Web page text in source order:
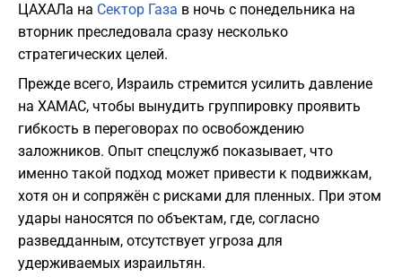
ЦАХАЛа на Сектор Газа в ночь с понедельника на
вторник преследовала сразу несколько
стратегических целей.
Прежде всего, Израиль стремится усилить давление
на ХАМАС, чтобы вынудить группировку проявить
гибкость в переговорах по освобождению
заложников. Опыт спецслужб показывает, что
именно такой подход может привести к подвижкам,
хотя он и сопряжён с рисками для пленных. При этом
удары наносятся по объектам, где, согласно
разведданным, отсутствует угроза для
удерживаемых израильтян.